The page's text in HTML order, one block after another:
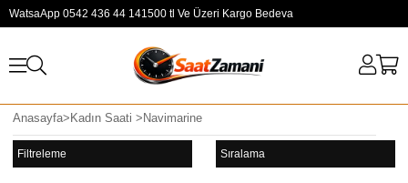
WatsaApp 0542 436 44 141500 tl Ve Üzeri Kargo Bedeva
Anasayfa> Kadın Saati > Navimarine
Filtreleme Sıralama